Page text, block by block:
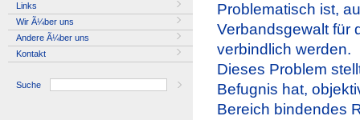
Links
Wir Ã¼ber uns
Andere Ã¼ber uns
Kontakt
Suche
Problematisch ist,
Verbandsgewalt für
verbindlich werden.
Dieses Problem
Befugnis hat,
Bereich bindendes